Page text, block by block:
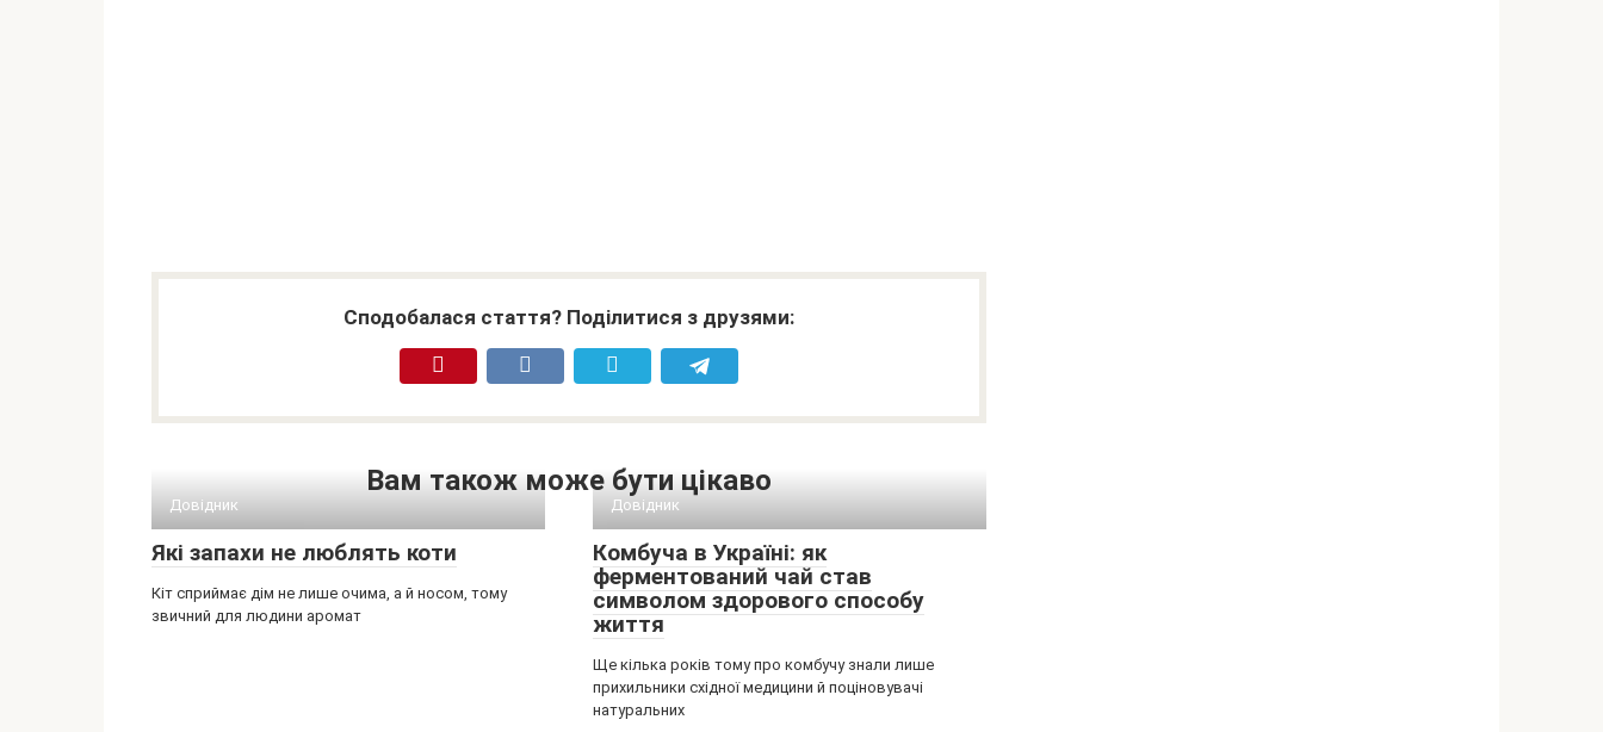
Сподобалася стаття? Поділитися з друзями:
Вам також може бути цікаво
Довідник
Які запахи не люблять коти
Кіт сприймає дім не лише очима, а й носом, тому
звичний для людини аромат
Довідник
Комбуча в Україні: як
ферментований чай став
символом здорового способу
життя
Ще кілька років тому про комбучу знали лише
прихильники східної медицини й поціновувачі
натуральних